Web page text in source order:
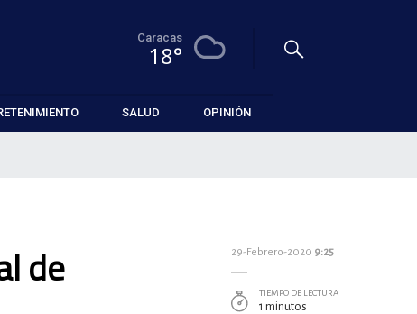
Caracas
18°
SALUD OPINIÓN
de 29-Febrero-2020 9:25
TIEMPO DE LECTURA
1 minutos